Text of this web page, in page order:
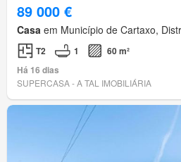
89 000 €
Casa em Município de Cartaxo,
T2 1
60 m²
Há 16 dias
SUPERCASA - A TAL IMOBILIÁRIA